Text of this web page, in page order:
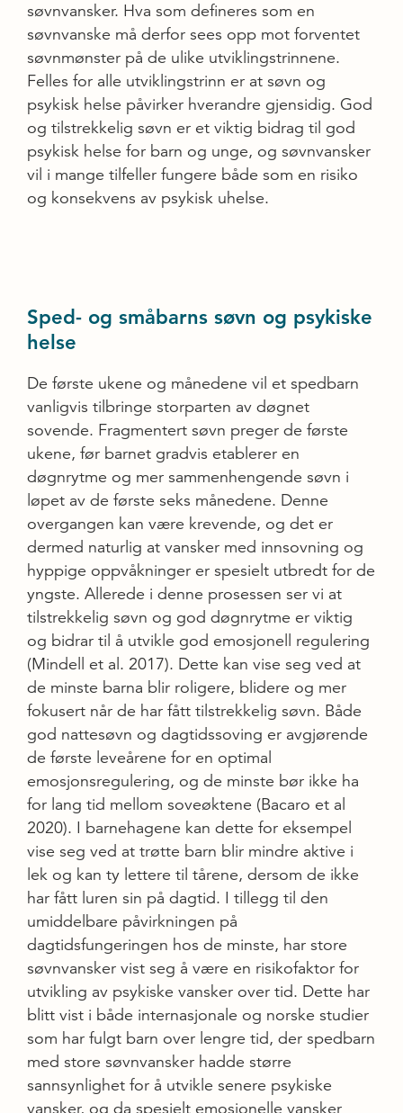
søvnvansker. Hva som defineres som en
søvnvanske må derfor sees opp mot forventet
søvnmønster på de ulike utviklingstrinnene.
Felles for alle utviklingstrinn er at søvn og
psykisk helse påvirker hverandre gjensidig. God
og tilstrekkelig søvn er et viktig bidrag til god
psykisk helse for barn og unge, og søvnvansker
vil i mange tilfeller fungere både som en risiko
og konsekvens av psykisk uhelse.
Sped- og småbarns søvn og psykiske
helse
De første ukene og månedene vil et spedbarn
vanligvis tilbringe storparten av døgnet
sovende. Fragmentert søvn preger de første
ukene, før barnet gradvis etablerer en
døgnrytme og mer sammenhengende søvn i
løpet av de første seks månedene. Denne
overgangen kan være krevende, og det er
dermed naturlig at vansker med innsovning og
hyppige oppvåkninger er spesielt utbredt for de
yngste. Allerede i denne prosessen ser vi at
tilstrekkelig søvn og god døgnrytme er viktig
og bidrar til å utvikle god emosjonell regulering
(Mindell et al. 2017). Dette kan vise seg ved at
de minste barna blir roligere, blidere og mer
fokusert når de har fått tilstrekkelig søvn. Både
god nattesøvn og dagtidssoving er avgjørende
de første leveårene for en optimal
emosjonsregulering, og de minste bør ikke ha
for lang tid mellom soveøktene (Bacaro et al
2020). I barnehagene kan dette for eksempel
vise seg ved at trøtte barn blir mindre aktive i
lek og kan ty lettere til tårene, dersom de ikke
har fått luren sin på dagtid. I tillegg til den
umiddelbare påvirkningen på
dagtidsfungeringen hos de minste, har store
søvnvansker vist seg å være en risikofaktor for
utvikling av psykiske vansker over tid. Dette har
blitt vist i både internasjonale og norske studier
som har fulgt barn over lengre tid, der spedbarn
med store søvnvansker hadde større
sannsynlighet for å utvikle senere psykiske
vansker, og da spesielt emosjonelle vansker